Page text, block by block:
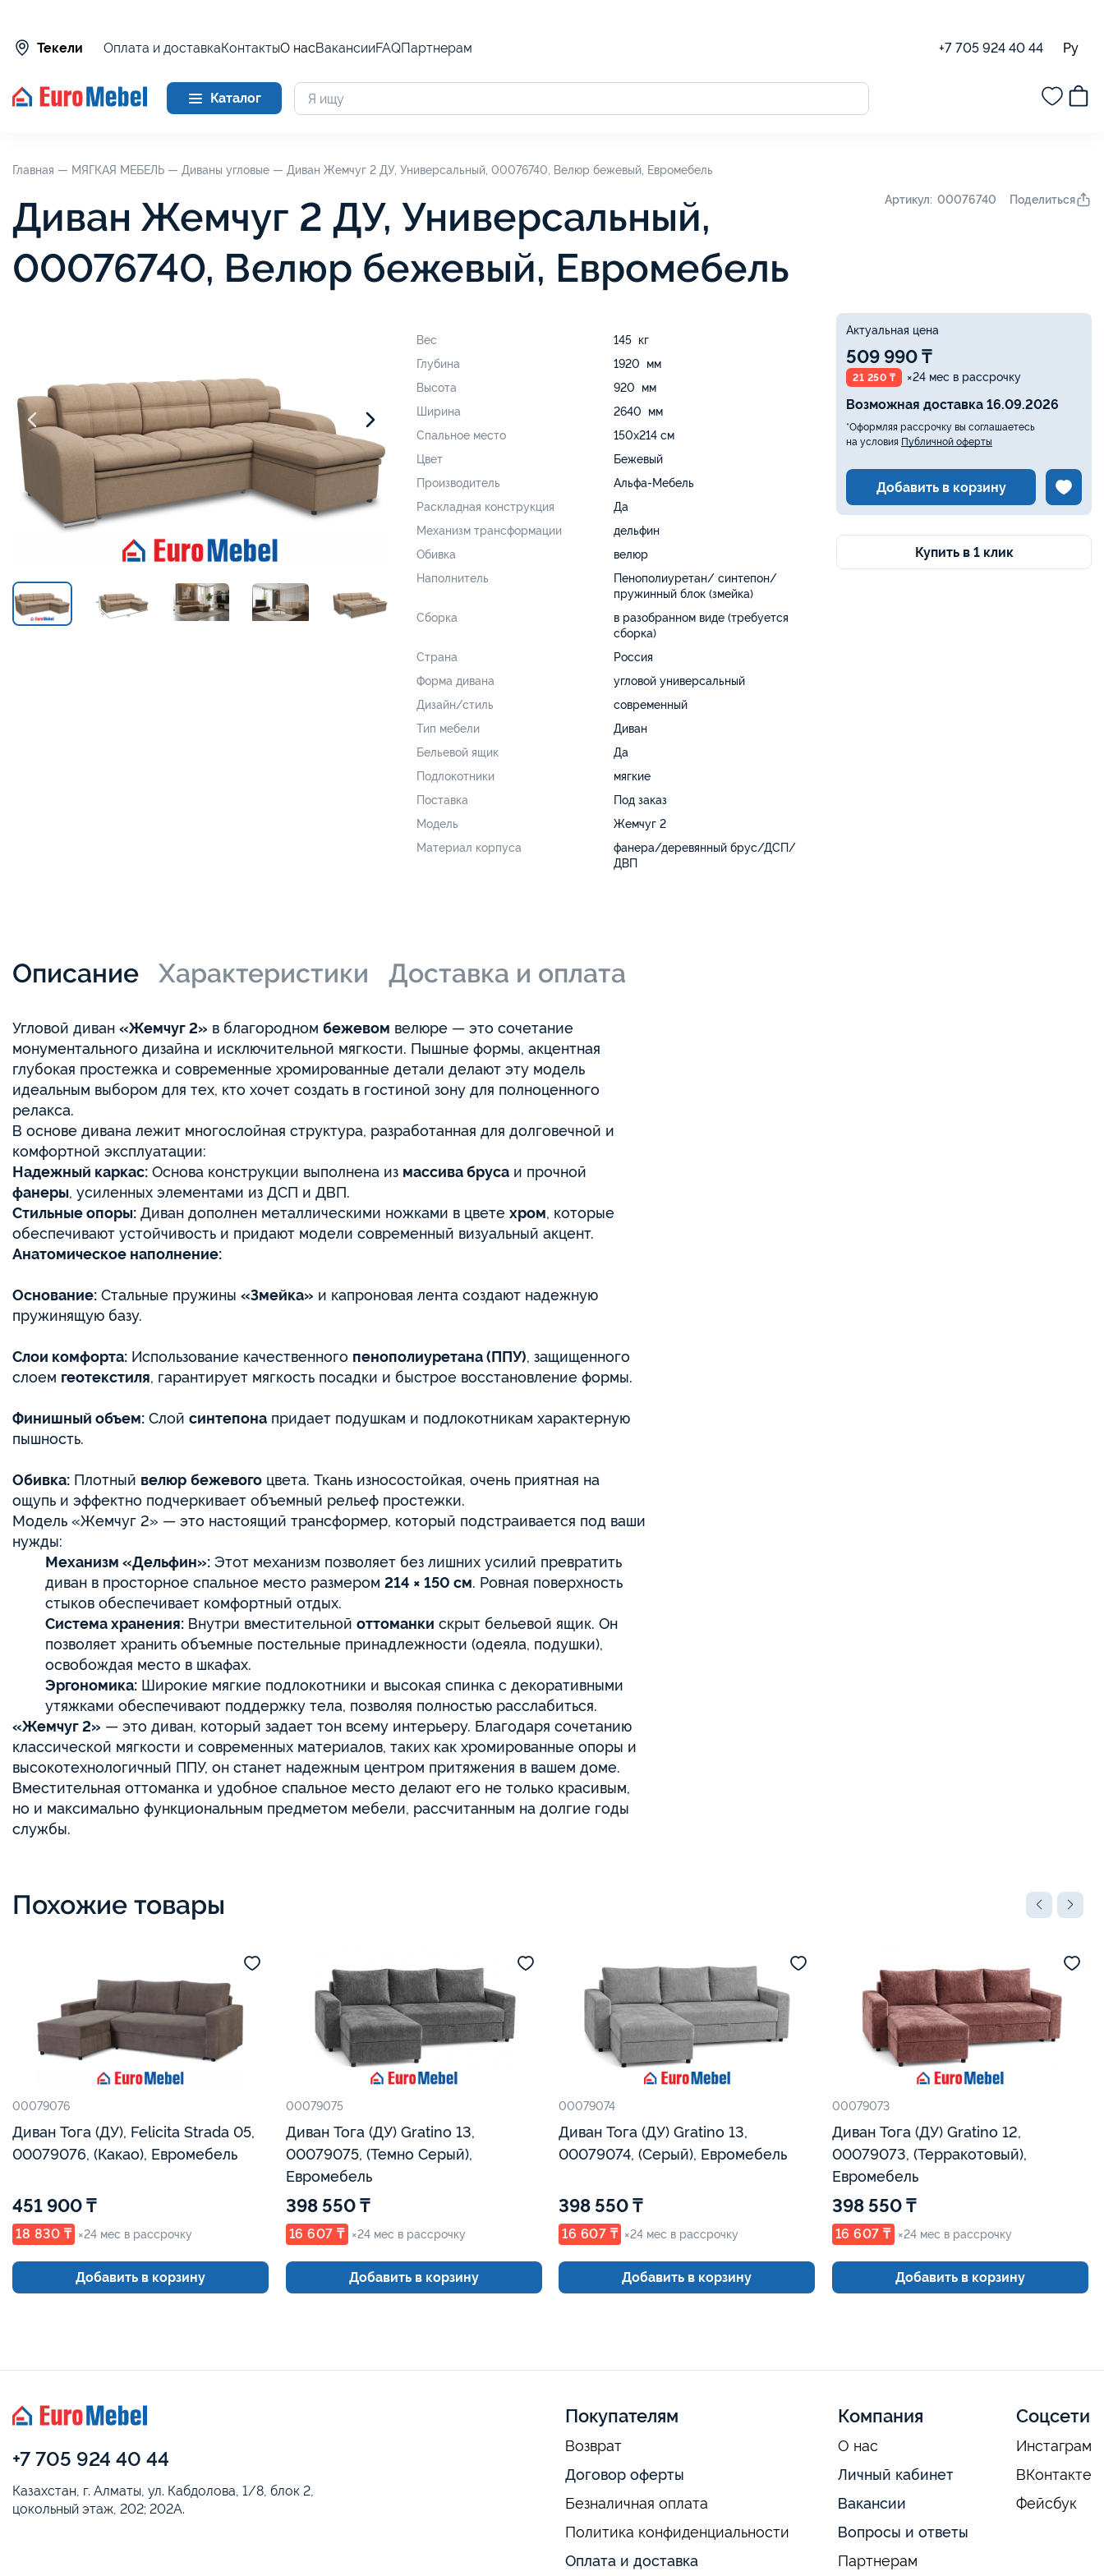
Текели Оплата и доставкаКонтактыО насВакансииFAQПартнерам +7 705 924 40 44 Ру
Каталог
Главная — МЯГКАЯ МЕБЕЛЬ — Диваны угловые — Диван Жемчуг 2 ДУ, Универсальный, 00076740, Велюр бежевый, Евромебель
Диван Жемчуг 2 ДУ, Универсальный,
00076740, Велюр бежевый, Евромебель
Артикул: 00076740 Поделиться
Вес
145 кг
Глубина
1920 мм
Высота
920 мм
Ширина
2640 мм
Спальное место
150х214 см
Цвет
Бежевый
Производитель
Альфа-Мебель
Раскладная конструкция
Да
Механизм трансформации
дельфин
Обивка
велюр
Наполнитель
Пенополиуретан/ синтепон/
пружинный блок (змейка)
Сборка
в разобранном виде (требуется
сборка)
Страна
Россия
Форма дивана
угловой универсальный
Дизайн/стиль
современный
Тип мебели
Диван
Бельевой ящик
Да
Подлокотники
мягкие
Поставка
Под заказ
Модель
Жемчуг 2
Материал корпуса
фанера/деревянный брус/ДСП/
ДВП
Актуальная цена
509 990 ₸
21 250 ₸ ×24 мес в рассрочку
Возможная доставка 16.09.2026
*Оформляя рассрочку вы соглашаетесь
на условия Публичной оферты
Добавить в корзину
Купить в 1 клик
Описание Характеристики Доставка и оплата
Угловой диван «Жемчуг 2» в благородном бежевом велюре — это сочетание
монументального дизайна и исключительной мягкости. Пышные формы, акцентная
глубокая простежка и современные хромированные детали делают эту модель
идеальным выбором для тех, кто хочет создать в гостиной зону для полноценного
релакса.
В основе дивана лежит многослойная структура, разработанная для долговечной и
комфортной эксплуатации:
Надежный каркас: Основа конструкции выполнена из массива бруса и прочной
фанеры, усиленных элементами из ДСП и ДВП.
Стильные опоры: Диван дополнен металлическими ножками в цвете хром, которые
обеспечивают устойчивость и придают модели современный визуальный акцент.
Анатомическое наполнение:
Основание: Стальные пружины «Змейка» и капроновая лента создают надежную
пружинящую базу.
Слои комфорта: Использование качественного пенополиуретана (ППУ), защищенного
слоем геотекстиля, гарантирует мягкость посадки и быстрое восстановление формы.
Финишный объем: Слой синтепона придает подушкам и подлокотникам характерную
пышность.
Обивка: Плотный велюр бежевого цвета. Ткань износостойкая, очень приятная на
ощупь и эффектно подчеркивает объемный рельеф простежки.
Модель «Жемчуг 2» — это настоящий трансформер, который подстраивается под ваши
нужды:
Механизм «Дельфин»: Этот механизм позволяет без лишних усилий превратить
диван в просторное спальное место размером 214 × 150 см. Ровная поверхность
стыков обеспечивает комфортный отдых.
Система хранения: Внутри вместительной оттоманки скрыт бельевой ящик. Он
позволяет хранить объемные постельные принадлежности (одеяла, подушки),
освобождая место в шкафах.
Эргономика: Широкие мягкие подлокотники и высокая спинка с декоративными
утяжками обеспечивают поддержку тела, позволяя полностью расслабиться.
«Жемчуг 2» — это диван, который задает тон всему интерьеру. Благодаря сочетанию
классической мягкости и современных материалов, таких как хромированные опоры и
высокотехнологичный ППУ, он станет надежным центром притяжения в вашем доме.
Вместительная оттоманка и удобное спальное место делают его не только красивым,
но и максимально функциональным предметом мебели, рассчитанным на долгие годы
службы.
Похожие товары
00079076
Диван Тога (ДУ), Felicita Strada 05,
00079076, (Какао), Евромебель
451 900 ₸
18 830 ₸ ×24 мес в рассрочку
Добавить в корзину
00079075
Диван Тога (ДУ) Gratino 13,
00079075, (Темно Серый),
Евромебель
398 550 ₸
16 607 ₸ ×24 мес в рассрочку
Добавить в корзину
00079074
Диван Тога (ДУ) Gratino 13,
00079074, (Серый), Евромебель
398 550 ₸
16 607 ₸ ×24 мес в рассрочку
Добавить в корзину
00079073
Диван Тога (ДУ) Gratino 12,
00079073, (Терракотовый),
Евромебель
398 550 ₸
16 607 ₸ ×24 мес в рассрочку
Добавить в корзину
+7 705 924 40 44
Казахстан, г. Алматы, ул. Кабдолова, 1/8, блок 2,
цокольный этаж, 202; 202А.
Покупателям
Возврат
Договор оферты
Безналичная оплата
Политика конфиденциальности
Оплата и доставка
Компания
О нас
Личный кабинет
Вакансии
Вопросы и ответы
Партнерам
Соцсети
Инстаграм
ВКонтакте
Фейсбук